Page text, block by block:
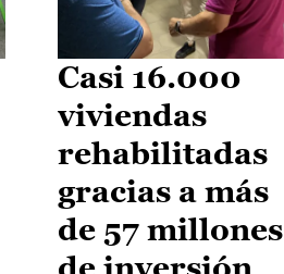
Casi 16.000
viviendas
rehabilitadas
gracias a más
de 57 millones